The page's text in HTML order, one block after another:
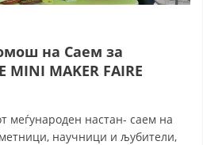
на Саем за
MINI MAKER FAIRE
настан- саем на
научници и љубители,